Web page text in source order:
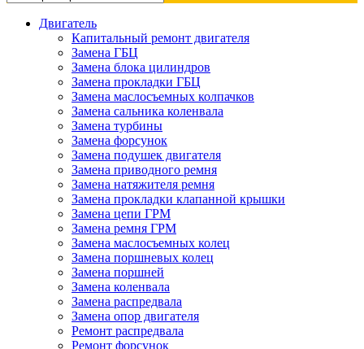
Двигатель
Капитальный ремонт двигателя
Замена ГБЦ
Замена блока цилиндров
Замена прокладки ГБЦ
Замена маслосъемных колпачков
Замена сальника коленвала
Замена турбины
Замена форсунок
Замена подушек двигателя
Замена приводного ремня
Замена натяжителя ремня
Замена прокладки клапанной крышки
Замена цепи ГРМ
Замена ремня ГРМ
Замена маслосъемных колец
Замена поршневых колец
Замена поршней
Замена коленвала
Замена распредвала
Замена опор двигателя
Ремонт распредвала
Ремонт форсунок